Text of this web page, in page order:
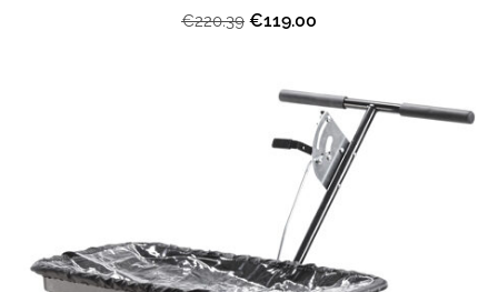
€220.39 €119.00